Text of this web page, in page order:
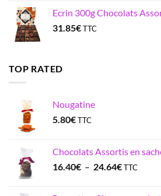
Ecrin 300g Chocolats
31.85€TTC
TOP RATED
Nougatine
5.80€TTC
Chocolats Assortis en
16.40€ – 24.64€Plage
TTC